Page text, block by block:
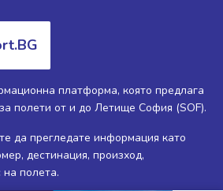
платформа, която предлага
полети от и до Летище София (SOF).
да прегледате информация като
дестинация, произход,
на полета.